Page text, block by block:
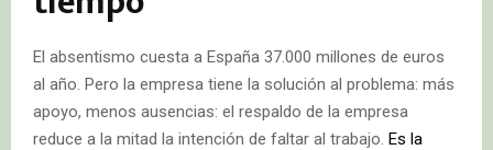
El absentismo cuesta a España 37.000 millones de euros
al año. Pero la empresa tiene la solución al problema: más
apoyo, menos ausencias: el respaldo de la empresa
reduce a la mitad la intención de faltar al trabajo. Es la